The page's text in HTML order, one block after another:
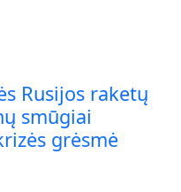
Rusijos raketų
smūgiai
grėsmė